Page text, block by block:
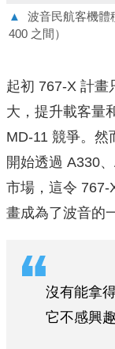
▲
波音民航客機體
400 之間）
起初 767-X 計畫
大，提升載客量
MD-11 競爭。然
開始透過 A330
市場，這令 767-
畫成為了波音
沒有能拿
它不感興趣